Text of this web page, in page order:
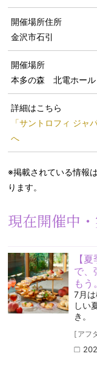
開催場所住所
金沢市石引
開催場所
本多の森 北電ホール
詳細はこちら
「サントロフィ ジャ
へ
※掲載されている情報
ります。
現在開催中
【
で、
もう。
7月
しい
き。
[ アフ